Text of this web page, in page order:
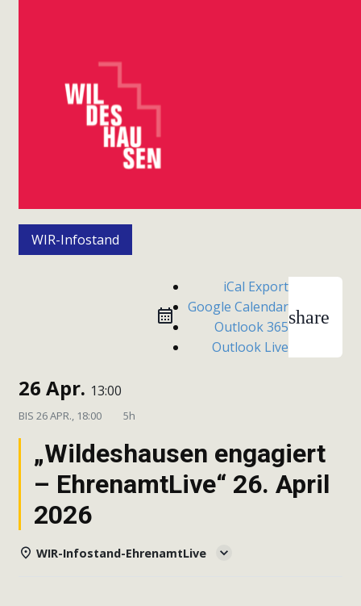
WIR-Infostand
iCal Export
Google Calendar
Outlook 365
Outlook Live
share
26 Apr. 13:00
BIS 26 APR., 18:00 5h
„Wildeshausen engagiert
– EhrenamtLive“ 26. April
2026
WIR-Infostand-EhrenamtLive